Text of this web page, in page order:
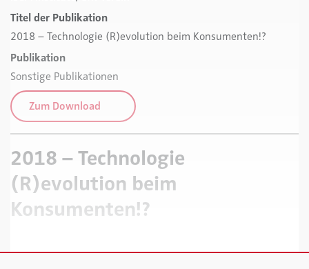
2018 – Technologie
(R)evolution beim
Konsumenten!?
Titel der Publikation
2018 – Technologie (R)evolution beim Konsumenten!?
Publikation
Sonstige Publikationen
Zum Download